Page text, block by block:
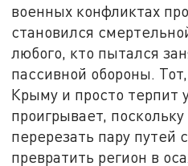
военных конфликтах
становился
любого, кто пытался
пассивной обороны.
Крыму и просто терпит
проигрывает,
перерезать пару путей
превратить регион в